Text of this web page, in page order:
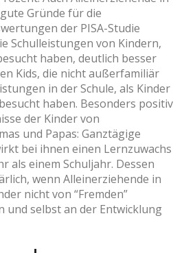
Gründe für die
der PISA-Studie
Schulleistungen von Kindern,
haben, deutlich besser
Kids, die nicht außerfamiliär
in der Schule, als Kinder
haben. Besonders positiv
der Kinder von
und Papas: Ganztägige
bei ihnen einen Lernzuwachs
als einem Schuljahr. Dessen
wenn Alleinerziehende in
nicht von “Fremden”
und selbst an der Entwicklung